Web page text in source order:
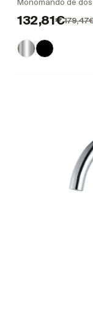
Monomando de
132,81€